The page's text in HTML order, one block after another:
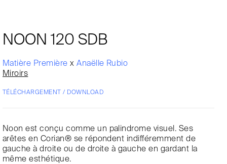
NOON 120 SDB
Matière PremièrexAnaëlle Rubio
Miroirs
TÉLÉCHARGEMENT / DOWNLOAD
Noon est conçu comme un palindrome visuel. Ses
arêtes en Corian® se répondent indifféremment de
gauche à droite ou de droite à gauche en gardant la
même esthétique.